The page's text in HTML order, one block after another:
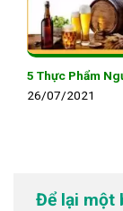
5 Thực Phẩm
26/07/2021
Để lại một